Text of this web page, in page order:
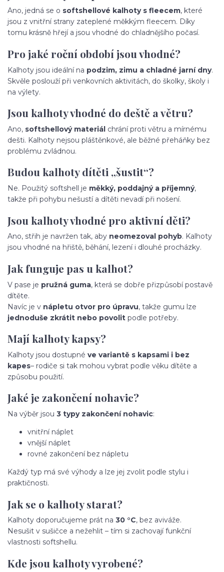
Ano, jedná se o softshellové kalhoty s fleecem, které
jsou z vnitřní strany zateplené měkkým fleecem. Díky
tomu krásně hřejí a jsou vhodné do chladnějšího počasí.
Pro jaké roční období jsou vhodné?
Kalhoty jsou ideální na podzim, zimu a chladné jarní dny.
Skvěle poslouží při venkovních aktivitách, do školky, školy i
na výlety.
Jsou kalhoty vhodné do deště a větru?
Ano, softshellový materiál chrání proti větru a mírnému
dešti. Kalhoty nejsou pláštěnkové, ale běžné přeháňky bez
problému zvládnou.
Budou kalhoty dítěti „šustit“?
Ne. Použitý softshell je měkký, poddajný a příjemný,
takže při pohybu nešustí a dítěti nevadí při nošení.
Jsou kalhoty vhodné pro aktivní děti?
Ano, střih je navržen tak, aby neomezoval pohyb. Kalhoty
jsou vhodné na hřiště, běhání, lezení i dlouhé procházky.
Jak funguje pas u kalhot?
V pase je pružná guma, která se dobře přizpůsobí postavě
dítěte.
Navíc je v nápletu otvor pro úpravu, takže gumu lze
jednoduše zkrátit nebo povolit podle potřeby.
Mají kalhoty kapsy?
Kalhoty jsou dostupné ve variantě s kapsami i bez
kapes– rodiče si tak mohou vybrat podle věku dítěte a
způsobu použití.
Jaké je zakončení nohavic?
Na výběr jsou 3 typy zakončení nohavic:
vnitřní náplet
vnější náplet
rovné zakončení bez nápletu
Každý typ má své výhody a lze jej zvolit podle stylu i
praktičnosti.
Jak se o kalhoty starat?
Kalhoty doporučujeme prát na 30 °C, bez aviváže.
Nesušit v sušičce a nežehlit – tím si zachovají funkční
vlastnosti softshellu.
Kde jsou kalhoty vyrobené?